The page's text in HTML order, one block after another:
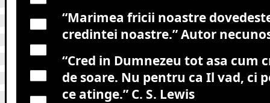
“Marimea fricii noastre
credintei noastre.”Autor
“Cred in Dumnezeu tot asa cum
de soare. Nu pentru ca Il vad, ci
ce atinge.”C. S. Lewis